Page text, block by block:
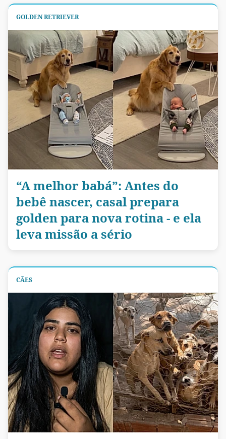
GOLDEN RETRIEVER
“A melhor babá”: Antes do
bebê nascer, casal prepara
golden para nova rotina - e ela
leva missão a sério
CÃES